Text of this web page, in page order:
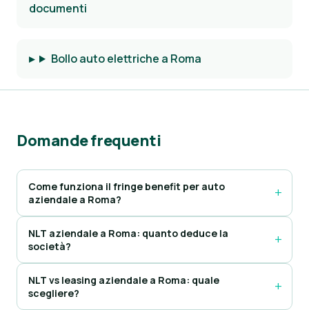
documenti
Bollo auto elettriche a Roma
Domande frequenti
Come funziona il fringe benefit per auto
aziendale a Roma?
NLT aziendale a Roma: quanto deduce la
società?
NLT vs leasing aziendale a Roma: quale
scegliere?